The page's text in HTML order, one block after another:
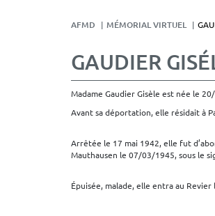
AFMD MÉMORIAL VIRTUEL
GAUDIER
Madame Gaudier Gisèle est née le
Avant sa déportation, elle résidait à
Arrêtée le 17 mai 1942, elle fut
Mauthausen le 07/03/1945, sous le
Épuisée, malade, elle entra au